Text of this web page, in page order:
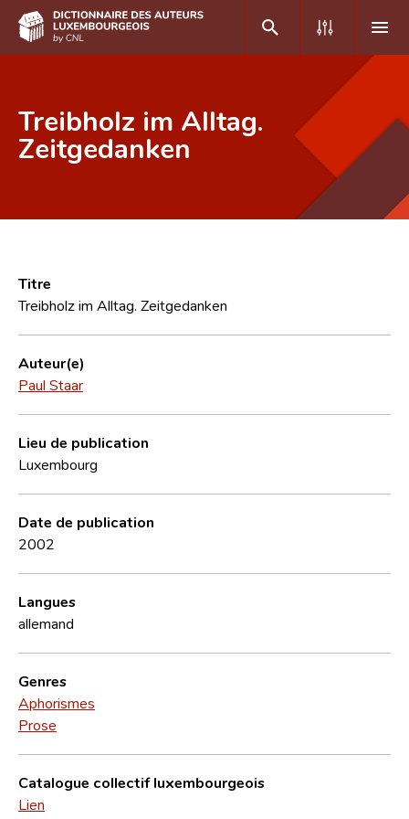
DE FR
Foire aux questions
CNL
Équipe scientifique
Contact
Treibholz im Alltag.
Zeitgedanken
Titre
Treibholz im Alltag. Zeitgedanken
Auteur(e)
Paul Staar
Lieu de publication
Luxembourg
Date de publication
2002
Langues
allemand
Genres
Aphorismes
Prose
Catalogue collectif luxembourgeois
Lien